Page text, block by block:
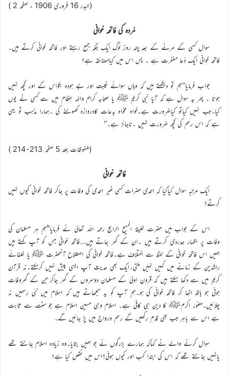
(البدر 16 فروری 1906 ء صفحہ 2 )
مُردہ کی فاتحہ خوانی
سوال کسی کے مرنے کے بعد چند روز لوگ ایک جگہ جمع رہتے اور فاتحہ خوانی کرتے ہیں۔
فاتحہ خوانی ایک دُعا مغفرت ہے ۔ پس اس میں کیامضائقہ ہے؟
جواب فرمایا’’ہم تو دیکھتے ہیں کہ وہاں سوائے غیبت اور بے ہودہ بکواس کے اور کچھ نہیں
ہوتا ۔ پھر یہ سوال ہے کہ آیا نبی کریم ﷺ یا صحابہ کرام وائمہ عظام میں سے کسی نے یوں
کیا۔جب نہیں کیاتو کیاضرورت ہے۔خواہ مخواہ بدعات کادروازہ کھولنے کی ۔ہمارا مذہب تو یہی
ہے کہ اس رسم کی کچھ ضرورت نہیں ۔ناجائز ہے۔‘‘
(ملفوظات جلد 5 صفحہ 213-214 )
فاتحہ خوانی
ایک مرتبہ سوال کیاگیا کہ احمدی حضرات کسی غیر احمدی کی وفات پر جاکر فاتحہ خوانی کیوں نہیں
کرتے؟
اس کے جواب میں حضرت خلیفۃ المسیح الرابع رحمہ اللہ تعالیٰ نے فرمایا’’ہم ہر مسلمان کی
وفات پر اظہار ہمدردی کرتے ہیں ۔ان کے گھر جاتے ہیں…فاتحہ خوانی جس کو آپ کہتے ہیں
ہمیں اس فاتحہ خوانی کے لفظ سے اختلاف ہے۔فاتحہ خوانی کی اصطلاح آنحضرت ﷺ یا خلفائے
راشدین کے زمانے میں کہیں نہیں ملتی۔ایک بھی حدیث آپ ایسی پیش نہیں کرسکتے۔نہ قرآن
کریم میں سے دکھا سکتے ہیں کہ قرونِ اولیٰ کے مسلمان دوسروں کے گھر جاکر جن کے گھروفات
ہوئی ہو ہاتھ اٹھا کر فاتحہ خوانی کی ہو۔ہم آپ کو یہ سمجھاتے ہیں کہ اسلام میں نئی رسمیں نہ
چلائیں۔حضور اکرمﷺ کا دین ہی کافی ہے۔ اسلام وہی حسین اسلام ہے جو سنّت سے ثابت
ہے اس سے باہر جب بھی قدم رکھیں گے رسم ورواج میں پڑ جائیں گے۔
سوال کرنے والے نے کہاکہ ہمارے بزرگوں نے جو ہمیں بتایا۔وہ زیادہ اسلام جانتے تھے
یانہیں جانتے تھے کہ اس کی ابتدا کب اور کیوں ہوئی؟اس میں نقص کیا ہے؟